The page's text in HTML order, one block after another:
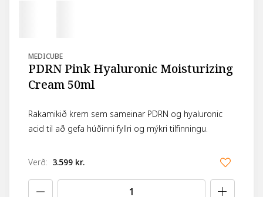
MEDICUBE
PDRN Pink Hyaluronic Moisturizing
Cream 50ml
Rakamikið krem sem sameinar PDRN og hyaluronic
acid til að gefa húðinni fyllri og mýkri tilfinningu.
Verð: 3.599 kr.